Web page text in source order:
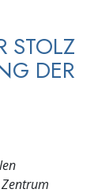
STOLZ
DER